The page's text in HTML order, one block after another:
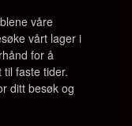
våre
vårt lager i
for å
faste tider.
ditt besøk og